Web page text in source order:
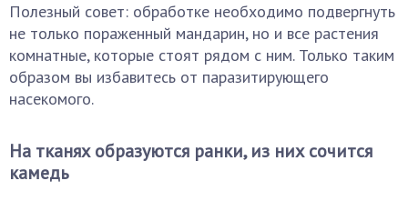
Полезный совет: обработке необходимо подвергнуть
не только пораженный мандарин, но и все растения
комнатные, которые стоят рядом с ним. Только таким
образом вы избавитесь от паразитирующего
насекомого.
На тканях образуются ранки, из них сочится
камедь